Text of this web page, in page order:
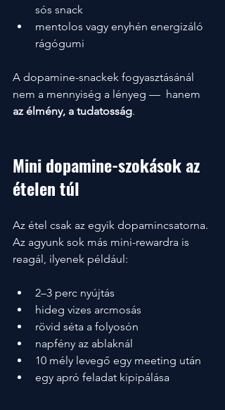
sós snack
mentolos vagy enyhén energizáló
rágógumi
A dopamine-snackek fogyasztásánál
nem a mennyiség a lényeg —  hanem
az élmény, a tudatosság.
Mini dopamine-szokások az
ételen túl
Az étel csak az egyik dopamincsatorna.
Az agyunk sok más mini-rewardra is
reagál, ilyenek például:
2–3 perc nyújtás
hideg vizes arcmosás
rövid séta a folyosón
napfény az ablaknál
10 mély levegő egy meeting után
egy apró feladat kipipálása